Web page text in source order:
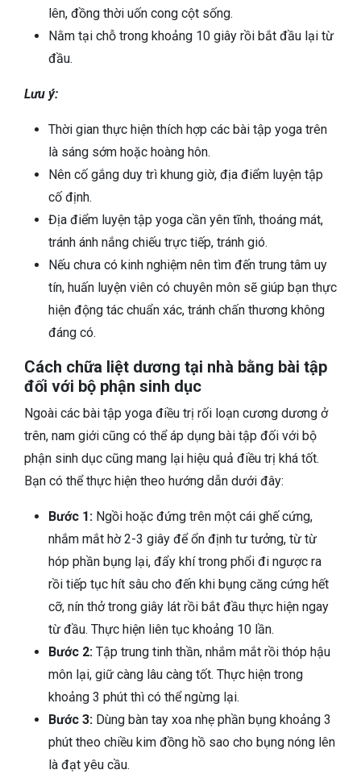
lên, đồng thời uốn cong cột sống.
Nằm tại chỗ trong khoảng 10 giây rồi bắt đầu lại từ
đầu.
Lưu ý:
Thời gian thực hiện thích hợp các bài tập yoga trên
là sáng sớm hoặc hoàng hôn.
Nên cố gắng duy trì khung giờ, địa điểm luyện tập
cố định.
Địa điểm luyện tập yoga cần yên tĩnh, thoáng mát,
tránh ánh nắng chiếu trực tiếp, tránh gió.
Nếu chưa có kinh nghiệm nên tìm đến trung tâm uy
tín, huấn luyện viên có chuyên môn sẽ giúp bạn thực
hiện động tác chuẩn xác, tránh chấn thương không
đáng có.
Cách chữa liệt dương tại nhà bằng bài tập
đối với bộ phận sinh dục
Ngoài các bài tập yoga điều trị rối loạn cương dương ở
trên, nam giới cũng có thể áp dụng bài tập đối với bộ
phận sinh dục cũng mang lại hiệu quả điều trị khá tốt.
Bạn có thể thực hiện theo hướng dẫn dưới đây:
Bước 1: Ngồi hoặc đứng trên một cái ghế cứng,
nhắm mắt hờ 2-3 giây để ổn định tư tưởng, từ từ
hóp phần bụng lại, đẩy khí trong phổi đi ngược ra
rồi tiếp tục hít sâu cho đến khi bụng căng cứng hết
cỡ, nín thở trong giây lát rồi bắt đầu thực hiện ngay
từ đầu. Thực hiện liên tục khoảng 10 lần.
Bước 2: Tập trung tinh thần, nhắm mắt rồi thóp hậu
môn lại, giữ càng lâu càng tốt. Thực hiện trong
khoảng 3 phút thì có thể ngừng lại.
Bước 3: Dùng bàn tay xoa nhẹ phần bụng khoảng 3
phút theo chiều kim đồng hồ sao cho bụng nóng lên
là đạt yêu cầu.